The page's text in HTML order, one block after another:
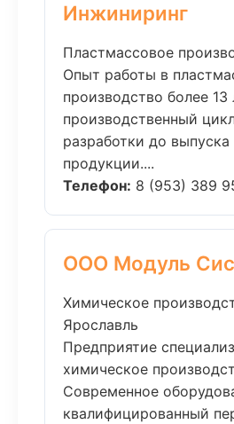
Инжиниринг
Пластмассовое
Опыт работы в
производство более
производственный
разработки до выпуска
продукции....
Телефон: 8 (953) 389
ООО Модуль
Химическое
Ярославль
Предприятие
химическое
Современное
квалифицированный